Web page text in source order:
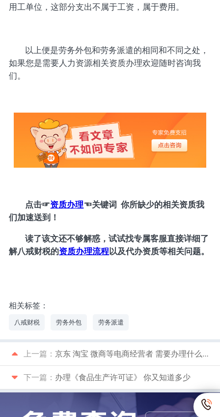
用工单位，这部分支出不属于工资，属于费用。
以上便是劳务外包和劳务派遣的相同和不同之处，
如果您是需要人力资源相关资质办理欢迎随时咨询我
们。
点击☞资质办理☜关键词 你所缺少的相关资质我
们加速送到！
读了该文还不够解惑，试试找专属客服直接详细了
解八戒财税的资质办理流程以及代办资质等相关问题。
相关标签：
八戒财税 劳务外包 劳务派遣
上一篇： 京东 淘宝 微商等电商经营者 需要办理什么资质
下一篇： 办理《食品生产许可证》 你又知道多少